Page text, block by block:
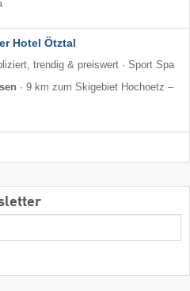
Hotel Ötztal
trendig & preiswert · Sport Spa
· 9 km zum Skigebiet Hochoetz –